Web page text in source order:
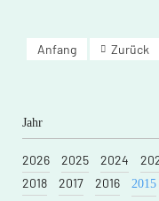
Wolf
gesehen»
Anfang
Zurück
Jahr
2026 2025 2024
2018
2017 2016 2015